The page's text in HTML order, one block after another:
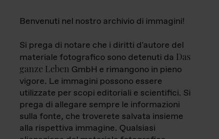
Benvenuti nel nostro archivio di immagini!
Si prega di notare che i diritti d'autore del
materiale fotografico sono detenuti da Das
ganze Leben GmbH e rimangono in pieno
vigore. Le immagini possono essere
utilizzate per scopi editoriali e scientifici. Si
prega di allegare sempre le informazioni
sulla fonte, che troverete salvata insieme
alla rispettiva immagine. Qualsiasi